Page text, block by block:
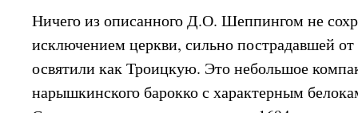
Ничего из описанного Д.О. Шеппингом не
исключением церкви, сильно пострадавшей
освятили как Троицкую. Это небольшое
нарышкинского барокко с характерным